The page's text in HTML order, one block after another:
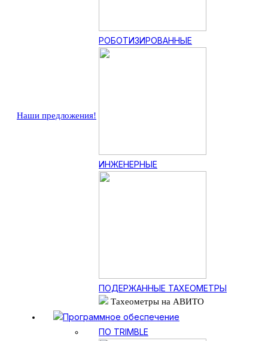
Наши предложения!
РОБОТИЗИРОВАННЫЕ
ИНЖЕНЕРНЫЕ
ПОДЕРЖАННЫЕ ТАХЕОМЕТРЫ
Тахеометры на АВИТО
Программное обеспечение
ПО TRIMBLE